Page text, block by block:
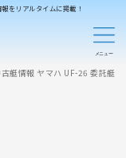
をリアルタイムに掲載！
古艇情報 ヤマハ UF-26 委託艇